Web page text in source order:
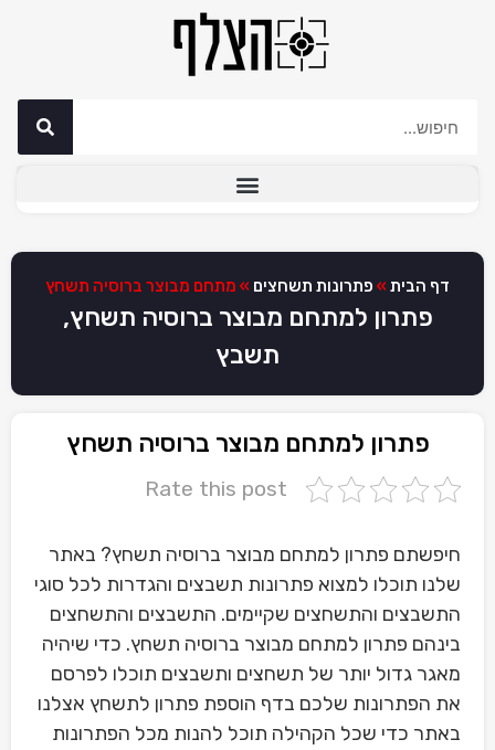
דף הבית » פתרונות תשחצים » מתחם מבוצר ברוסיה תשחץ
פתרון למתחם מבוצר ברוסיה תשחץ,
תשבץ
פתרון למתחם מבוצר ברוסיה תשחץ
Rate this post
חיפשתם פתרון למתחם מבוצר ברוסיה תשחץ? באתר
שלנו תוכלו למצוא פתרונות תשבצים והגדרות לכל סוגי
התשבצים והתשחצים שקיימים. התשבצים והתשחצים
בינהם פתרון למתחם מבוצר ברוסיה תשחץ. כדי שיהיה
מאגר גדול יותר של תשחצים ותשבצים תוכלו לפרסם
את הפתרונות שלכם בדף הוספת פתרון לתשחץ אצלנו
באתר כדי שכל הקהילה תוכל להנות מכל הפתרונות